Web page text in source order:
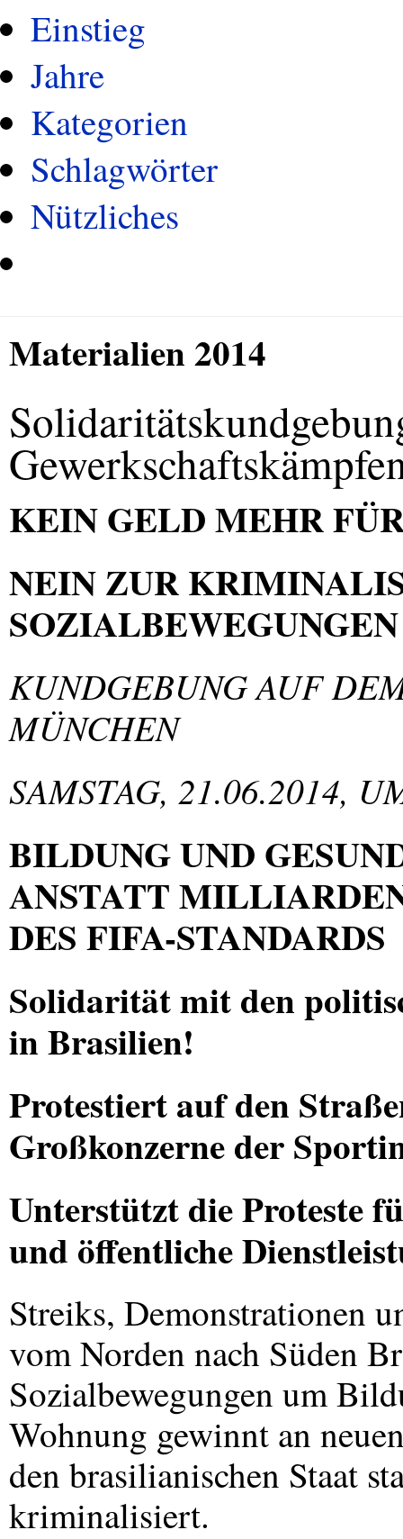
Einstieg
Jahre
Kategorien
Schlagwörter
Nützliches
Materialien 2014
KEINGELDMEHR
NEINZUR
SOZIALBEWEGUNGEN
KUNDGEBUNGAUF
MÜNCHEN
SAMSTAG, 21.06.2014,
BILDUNGUND
ANSTATT
DES FIFA-STANDARDS
Solidarität mit den
in Brasilien!
Protestiert auf den
Großkonzerne der
Unterstützt die Proteste
und öffentliche
Streiks, Demonstrationen
vom Norden nach Süden
Sozialbewegungen um
Wohnung gewinnt an
den brasilianischen Staat
kriminalisiert.